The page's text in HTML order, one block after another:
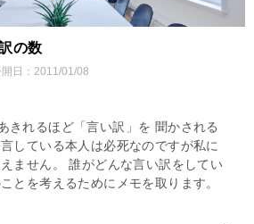
の数
日： 2011/01/08
きれるほど「言い訳」を 聞かされる
している本人は必死なのですが私に
ません。 誰がどんな言い訳をしてい
とを考えるためにメモを取ります。